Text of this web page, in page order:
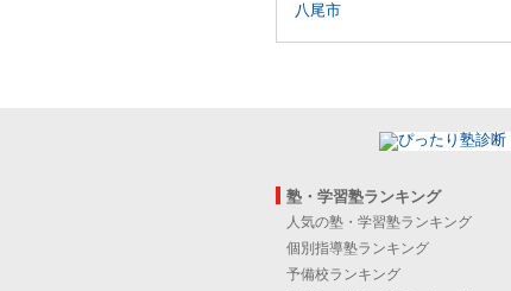
八尾市
塾・学習塾ランキング
人気の塾・学習塾ランキング
個別指導塾ランキング
予備校ランキング